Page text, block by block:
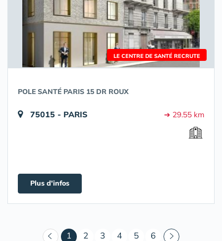
LE CENTRE DE SANTÉ RECRUTE
POLE SANTÉ PARIS 15 DR ROUX
75015 - PARIS ➔ 29.55 km
Plus d'infos
1 (courant)
2 3 4 5 6